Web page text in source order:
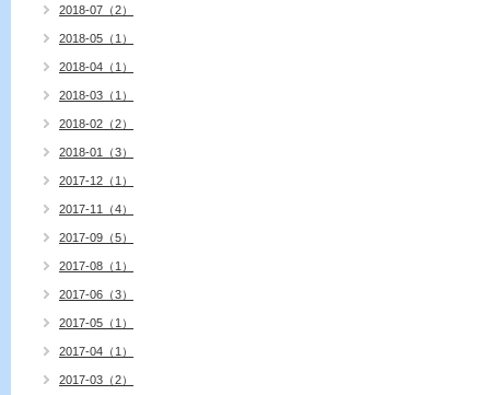
2018-07（2）
2018-05（1）
2018-04（1）
2018-03（1）
2018-02（2）
2018-01（3）
2017-12（1）
2017-11（4）
2017-09（5）
2017-08（1）
2017-06（3）
2017-05（1）
2017-04（1）
2017-03（2）